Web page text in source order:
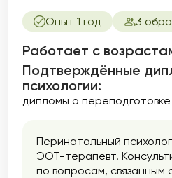
Опыт 1 год 3
Работает с
Подтверждённые
психологии:
дипломы о переподготовке
Перинатальный
ЭОТ-терапевт.
по вопросам, связанным